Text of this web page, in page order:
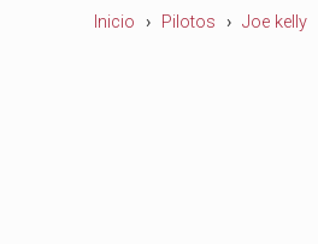
Inicio Pilotos Joe kelly